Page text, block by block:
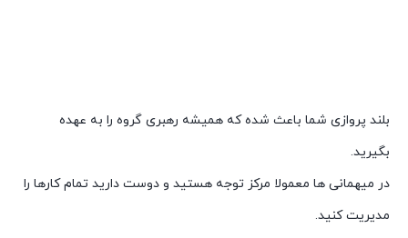
بلند پروازی شما باعث شده که همیشه رهبری گروه را به عهده
بگیرید.
در میهمانی ها معمولا مرکز توجه هستید و دوست دارید تمام کارها را
مدیریت کنید.